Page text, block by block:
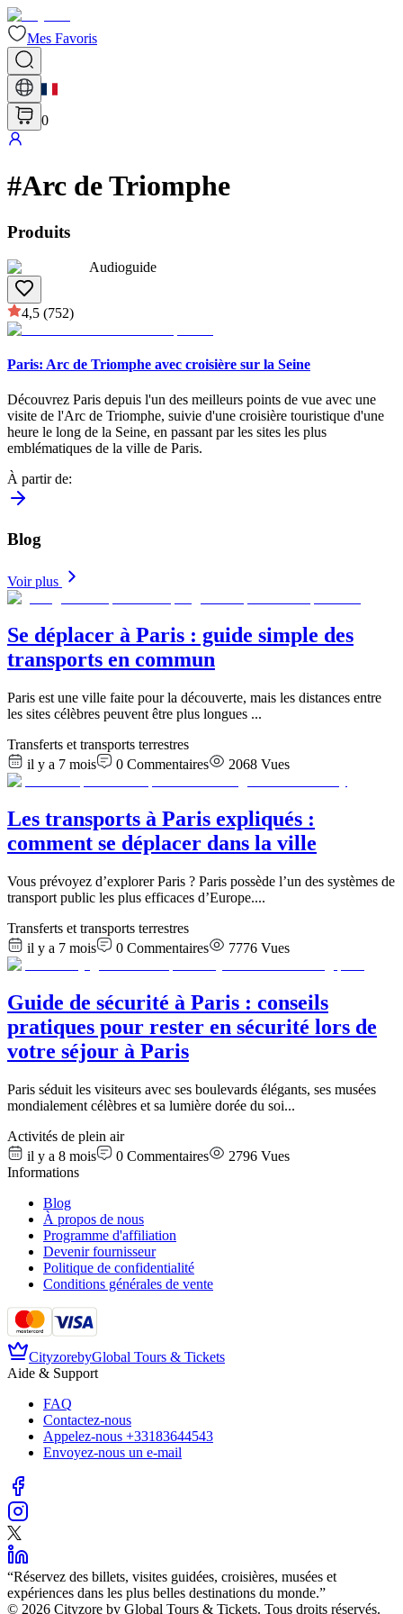
Mes Favoris
0
#Arc de Triomphe
Produits
Audioguide
4,5 (752)
Paris: Arc de Triomphe avec croisière sur la Seine
Découvrez Paris depuis l'un des meilleurs points de vue avec une
visite de l'Arc de Triomphe, suivie d'une croisière touristique d'une
heure le long de la Seine, en passant par les sites les plus
emblématiques de la ville de Paris.
À partir de:
Blog
Voir plus
Se déplacer à Paris : guide simple des
transports en commun
Paris est une ville faite pour la découverte, mais les distances entre
les sites célèbres peuvent être plus longues ...
Transferts et transports terrestres
il y a 7 mois
0 Commentaires 2068 Vues
Les transports à Paris expliqués :
comment se déplacer dans la ville
Vous prévoyez d’explorer Paris ? Paris possède l’un des systèmes de
transport public les plus efficaces d’Europe....
Transferts et transports terrestres
il y a 7 mois
0 Commentaires 7776 Vues
Guide de sécurité à Paris : conseils
pratiques pour rester en sécurité lors de
votre séjour à Paris
Paris séduit les visiteurs avec ses boulevards élégants, ses musées
mondialement célèbres et sa lumière dorée du soi...
Activités de plein air
il y a 8 mois
0 Commentaires 2796 Vues
Informations
Blog
À propos de nous
Programme d'affiliation
Devenir fournisseur
Politique de confidentialité
Conditions générales de vente
CityzorebyGlobal Tours & Tickets
Aide & Support
FAQ
Contactez-nous
Appelez-nous +33183644543
Envoyez-nous un e-mail
“Réservez des billets, visites guidées, croisières, musées et
expériences dans les plus belles destinations du monde.”
©️ 2026 Cityzore by Global Tours & Tickets. Tous droits réservés.